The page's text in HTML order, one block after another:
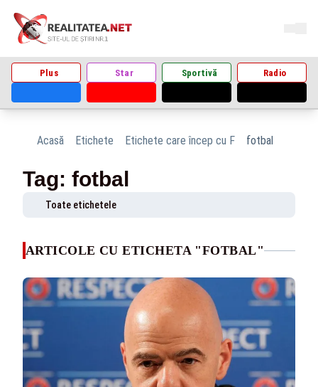
Plus Star Sportivă Radio
Acasă Etichete Etichete care încep cu F fotbal
Tag: fotbal
Toate etichetele
ARTICOLE CU ETICHETA "FOTBAL"